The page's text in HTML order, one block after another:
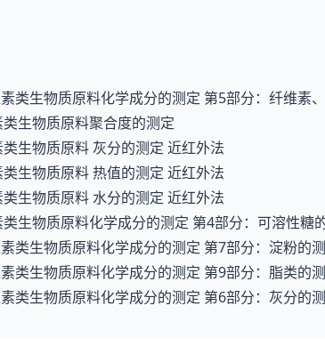
类生物质原料化学成分的测定 第5部分：纤维素
生物质原料聚合度的测定
生物质原料 灰分的测定 近红外法
生物质原料 热值的测定 近红外法
生物质原料 水分的测定 近红外法
生物质原料化学成分的测定 第4部分：可溶性糖
类生物质原料化学成分的测定 第7部分：淀粉的
类生物质原料化学成分的测定 第9部分：脂类的
类生物质原料化学成分的测定 第6部分：灰分的